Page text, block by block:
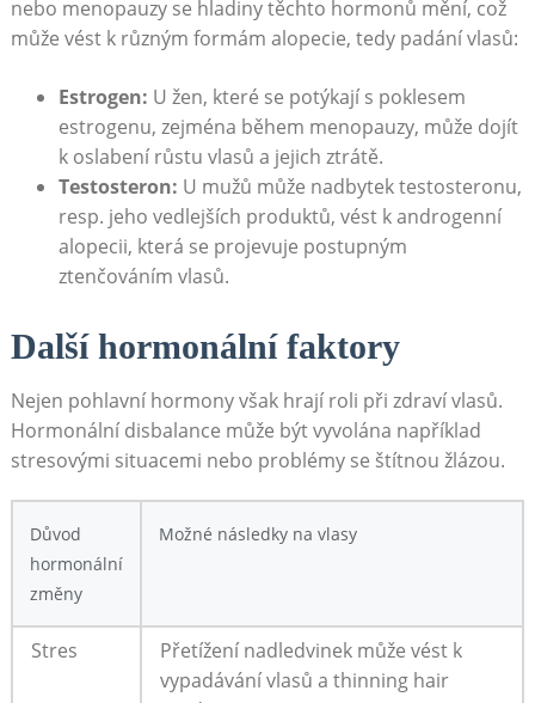
nebo menopauzy se hladiny těchto hormonů mění, což
může vést k různým formám alopecie, tedy ⁣padání vlasů:
Estrogen: U žen, které se potýkají s poklesem
estrogenu, zejména během menopauzy, může dojít
k oslabení růstu vlasů a jejich ztrátě.
Testosteron: U mužů může nadbytek ‌testosteronu,⁤
resp. jeho vedlejších produktů, vést k androgenní
alopecii, která se projevuje postupným
ztenčováním vlasů.
Další hormonální faktory
Nejen pohlavní ⁣hormony však hrají‍ roli⁣ při zdraví vlasů.
Hormonální disbalance může být vyvolána například
stresovými situacemi nebo problémy ‌se ⁢štítnou žlázou.
Důvod
hormonální
změny
Možné následky na vlasy
Stres
Přetížení nadledvinek může ⁣vést k⁢
vypadávání vlasů a thinning hair